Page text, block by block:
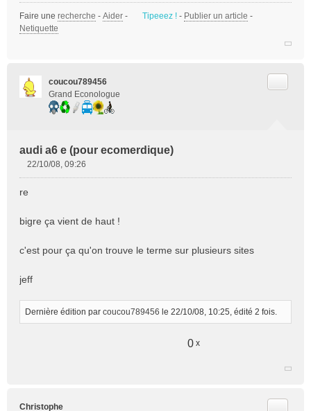
o
n
l
Faire une recherche - Aider - Tipeeez ! - Publier un article -
Netiquette
coucou789456
Grand Econologue
audi a6 e (pour ecomerdique)
s
a
e
n
u
22/10/08, 09:26
re
bigre ça vient de haut !
c'est pour ça qu'on trouve le terme sur plusieurs sites
jeff
Dernière édition par coucou789456 le 22/10/08, 10:25, édité 2 fois.
0 x
Christophe